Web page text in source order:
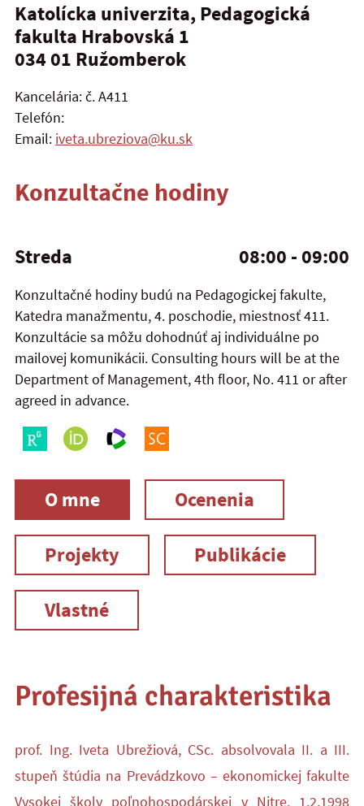
Katolícka univerzita, Pedagogická
fakulta Hrabovská 1
034 01 Ružomberok
Kancelária: č. A411
Telefón:
Email: iveta.ubreziova@ku.sk
Konzultačne hodiny
Streda 08:00 - 09:00
Konzultačné hodiny budú na Pedagogickej fakulte,
Katedra manažmentu, 4. poschodie, miestnosť 411.
Konzultácie sa môžu dohodnúť aj individuálne po
mailovej komunikácii. Consulting hours will be at the
Department of Management, 4th floor, No. 411 or after
agreed in advance.
O mne Ocenenia
Projekty Publikácie
Vlastné
Profesijná charakteristika
prof. Ing. Iveta Ubrežiová, CSc. absolvovala II. a III.
stupeň štúdia na Prevádzkovo – ekonomickej fakulte
Vysokej školy poľnohospodárskej v Nitre. 1.2.1998